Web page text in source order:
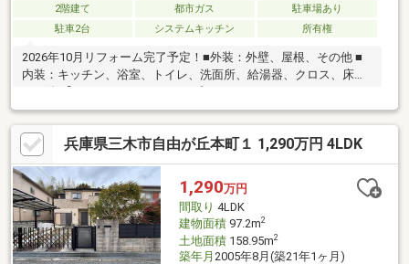
2階建て 都市ガス
駐車場あり
駐車2台
システムキッチン 所有権
2026年10月リフォーム完了予定！■外装：外壁、屋根、その他 ■
内装：キッチン、浴室、トイレ、洗面所、給湯器、クロス、床、
ン交換、網戸張替、火災報知器設置】耐震補強工事、防蟻工事等
＼おウチ探しはケイアイエポックメイキング（株）姫路店へお任
せください！／「今から見たい！」「お一人でも安心」お気軽に
お問い合わせください♪〇 ● 〇 30秒で来場予約 〇 ● 〇
「資料請求」はオレンジのボタン（無料）、「見学予約」は赤い
ボタン（無料）をクリック♪メールだけで内覧予約ができちゃいま
す！お気軽にお問い合わせください♪
兵庫県三木市自由が丘本町１ 1,290万円 4LDK
1,290万円
間取り 4LDK
建物面積97.2m2
土地面積158.95m2
築年月 2005年8月(築21年1ヶ月)